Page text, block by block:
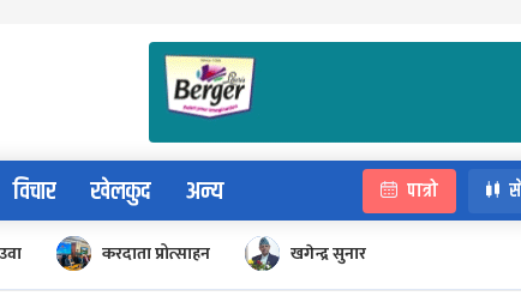
विचार खेलकुद अन्य पात्रो
करदाता प्रोत्साहन खगेन्द्र सुनार